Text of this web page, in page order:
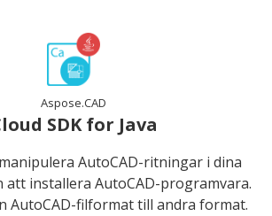
Aspose.CAD
SDK for Java
AutoCAD-ritningar i dina
att installera AutoCAD-programvara.
AutoCAD-filformat till andra format.